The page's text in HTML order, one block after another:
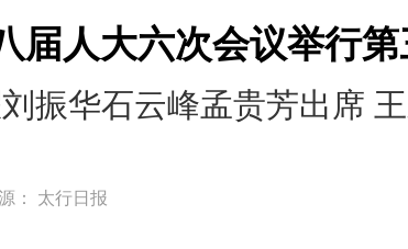
届人大六次会议举行
振华石云峰孟贵芳出席
： 太行日报